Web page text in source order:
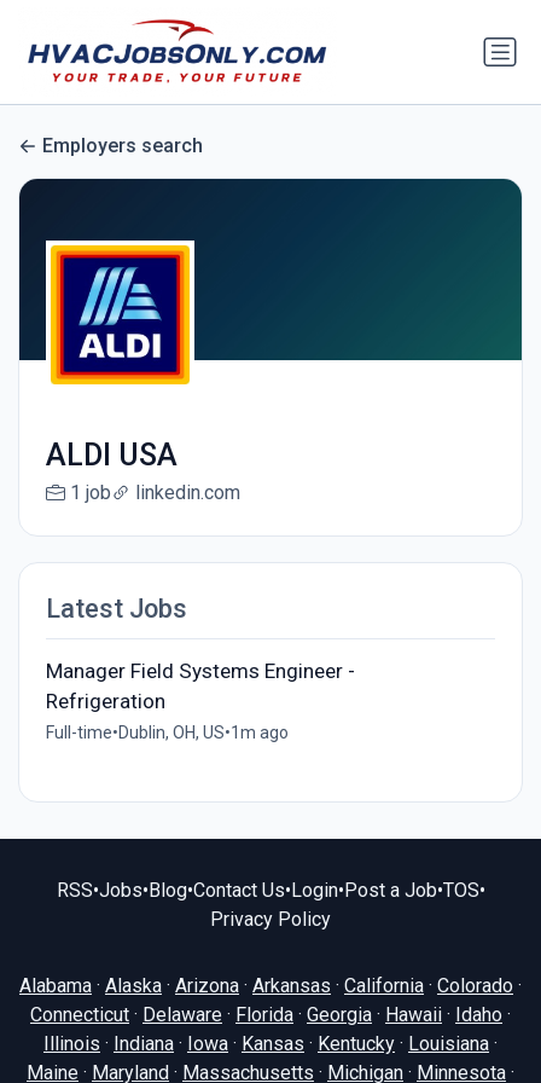
Employers search
ALDI USA
1 job linkedin.com
Latest Jobs
Manager Field Systems Engineer -
Refrigeration
Full-time•Dublin, OH, US•1m ago
RSS•Jobs• Blog•Contact Us• Login• Post a Job•TOS•
Privacy Policy
Alabama · Alaska · Arizona · Arkansas · California · Colorado ·
Connecticut · Delaware · Florida · Georgia · Hawaii · Idaho ·
Illinois · Indiana · Iowa · Kansas · Kentucky · Louisiana ·
Maine · Maryland · Massachusetts · Michigan · Minnesota ·